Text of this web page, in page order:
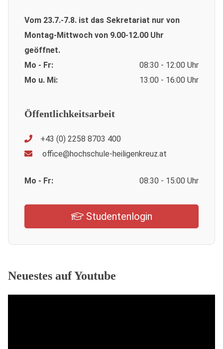
Vom 23.7.-7.8. ist das Sekretariat nur von
Montag-Mittwoch von 9.00-12.00 Uhr
geöffnet.
Mo - Fr:
08:30 - 12:00 Uhr
Mo u. Mi:
13:00 - 16:00 Uhr
Öffentlichkeitsarbeit
+43 (0) 2258 8703 400
office@hochschule-heiligenkreuz.at
Mo - Fr: 08:30 - 15:00 Uhr
Studentenlogin
Neuestes auf Youtube